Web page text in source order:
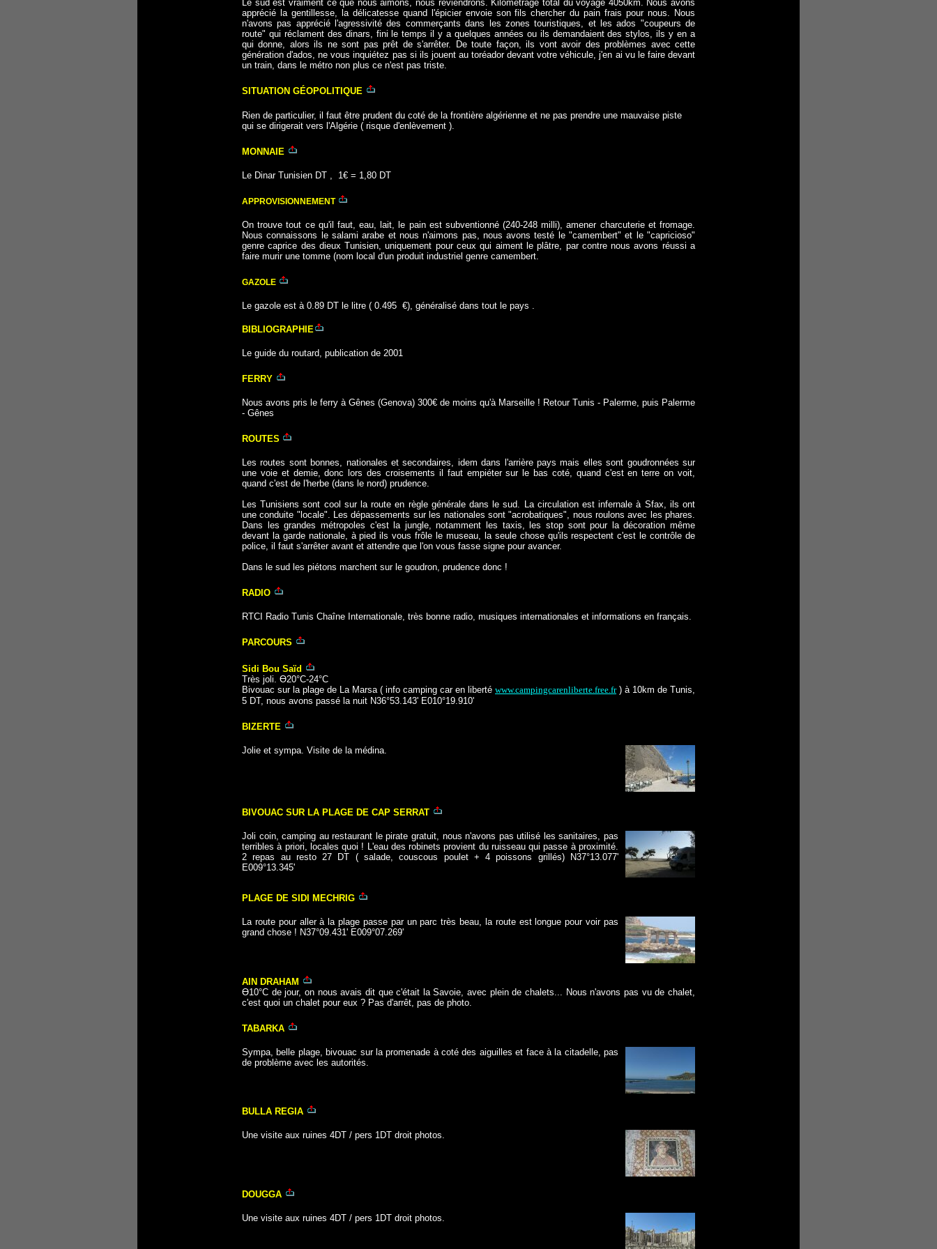
Le sud est vraiment ce que nous aimons, nous reviendrons. Kilométrage total du voyage 4050km. Nous avons
apprécié la gentillesse, la délicatesse quand l'épicier envoie son fils chercher du pain frais pour nous. Nous
n'avons pas apprécié l'agressivité des commerçants dans les zones touristiques, et les ados "coupeurs de
route" qui réclament des dinars, fini le temps il y a quelques années ou ils demandaient des stylos, ils y en a
qui donne, alors ils ne sont pas prêt de s'arrêter. De toute façon, ils vont avoir des problèmes avec cette
génération d'ados, ne vous inquiétez pas si ils jouent au toréador devant votre véhicule, j'en ai vu le faire devant
un train, dans le métro non plus ce n'est pas triste.
SITUATION GÉOPOLITIQUE
Rien de particulier, il faut être prudent du coté de la frontière algérienne et ne pas prendre une mauvaise piste
qui se dirigerait vers l'Algérie ( risque d'enlèvement ).
MONNAIE
Le Dinar Tunisien DT , 1€ = 1,80 DT
APPROVISIONNEMENT
On trouve tout ce qu'il faut, eau, lait, le pain est subventionné (240-248 milli), amener charcuterie et fromage.
Nous connaissons le salami arabe et nous n'aimons pas, nous avons testé le "camembert" et le "capricioso"
genre caprice des dieux Tunisien, uniquement pour ceux qui aiment le plâtre, par contre nous avons réussi a
faire murir une tomme (nom local d'un produit industriel genre camembert.
GAZOLE
Le gazole est à 0.89 DT le litre ( 0.495 €), généralisé dans tout le pays .
BIBLIOGRAPHIE
Le guide du routard, publication de 2001
FERRY
Nous avons pris le ferry à Gênes (Genova) 300€ de moins qu'à Marseille ! Retour Tunis - Palerme, puis Palerme
- Gênes
ROUTES
Les routes sont bonnes, nationales et secondaires, idem dans l'arrière pays mais elles sont goudronnées sur
une voie et demie, donc lors des croisements il faut empiéter sur le bas coté, quand c'est en terre on voit,
quand c'est de l'herbe (dans le nord) prudence.
Les Tunisiens sont cool sur la route en règle générale dans le sud. La circulation est infernale à Sfax, ils ont
une conduite "locale". Les dépassements sur les nationales sont "acrobatiques", nous roulons avec les phares.
Dans les grandes métropoles c'est la jungle, notamment les taxis, les stop sont pour la décoration même
devant la garde nationale, à pied ils vous frôle le museau, la seule chose qu'ils respectent c'est le contrôle de
police, il faut s'arrêter avant et attendre que l'on vous fasse signe pour avancer.
Dans le sud les piétons marchent sur le goudron, prudence donc !
RADIO
RTCI Radio Tunis Chaîne Internationale, très bonne radio, musiques internationales et informations en français.
PARCOURS
Sidi Bou Saïd
Très joli. Ө20°C-24°C
Bivouac sur la plage de La Marsa ( info camping car en liberté www.campingcarenliberte.free.fr) à 10km de Tunis,
5 DT, nous avons passé la nuit N36°53.143' E010°19.910'
BIZERTE
Jolie et sympa. Visite de la médina.
BIVOUAC SUR LA PLAGE DE CAP SERRAT
Joli coin, camping au restaurant le pirate gratuit, nous n'avons pas utilisé les sanitaires, pas
terribles à priori, locales quoi ! L'eau des robinets provient du ruisseau qui passe à proximité.
2 repas au resto 27 DT ( salade, couscous poulet + 4 poissons grillés) N37°13.077'
E009°13.345'
PLAGE DE SIDI MECHRIG
La route pour aller à la plage passe par un parc très beau, la route est longue pour voir pas
grand chose ! N37°09.431' E009°07.269'
AIN DRAHAM
Ө10°C de jour, on nous avais dit que c'était la Savoie, avec plein de chalets... Nous n'avons pas vu de chalet,
c'est quoi un chalet pour eux ? Pas d'arrêt, pas de photo.
TABARKA
Sympa, belle plage, bivouac sur la promenade à coté des aiguilles et face à la citadelle, pas
de problème avec les autorités.
BULLA REGIA
Une visite aux ruines 4DT / pers 1DT droit photos.
DOUGGA
Une visite aux ruines 4DT / pers 1DT droit photos.